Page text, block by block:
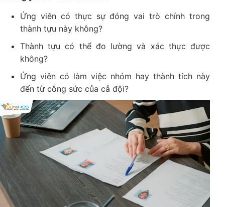
Ứng viên có thực sự đóng vai trò chính trong
thành tựu này không?
Thành tựu có thể đo lường và xác thực được
không?
Ứng viên có làm việc nhóm hay thành tích này
đến từ công sức của cả đội?